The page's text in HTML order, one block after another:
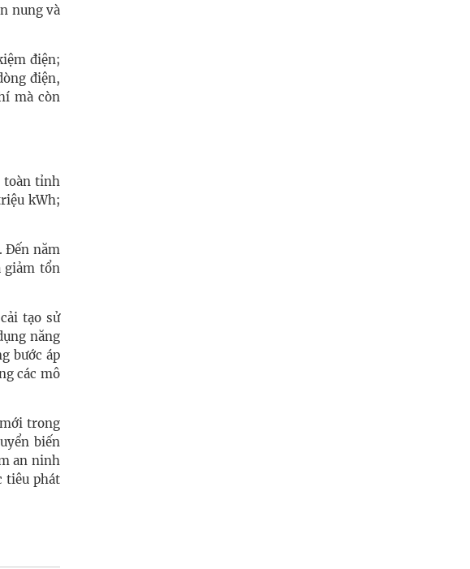
nung và
điện;
điện,
mà còn
toàn tỉnh
kWh;
Đến năm
giảm tổn
tạo sử
năng
bước áp
các mô
trong
biến
an ninh
tiêu phát